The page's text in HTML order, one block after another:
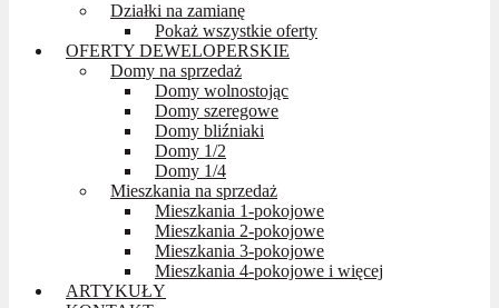
Działki na zamianę
Pokaż wszystkie oferty
OFERTY DEWELOPERSKIE
Domy na sprzedaż
Domy wolnostojąc
Domy szeregowe
Domy bliźniaki
Domy 1/2
Domy 1/4
Mieszkania na sprzedaż
Mieszkania 1-pokojowe
Mieszkania 2-pokojowe
Mieszkania 3-pokojowe
Mieszkania 4-pokojowe i więcej
ARTYKUŁY